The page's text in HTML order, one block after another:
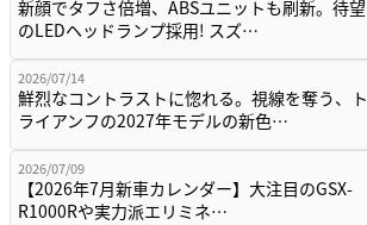
新顔でタフさ倍増、ABSユニットも刷新。待望
のLEDヘッドランプ採用! スズ…
2026/07/14
鮮烈なコントラストに惚れる。視線を奪う、ト
ライアンフの2027年モデルの新色…
2026/07/09
【2026年7月新車カレンダー】大注目のGSX-
R1000Rや実力派エリミネ…